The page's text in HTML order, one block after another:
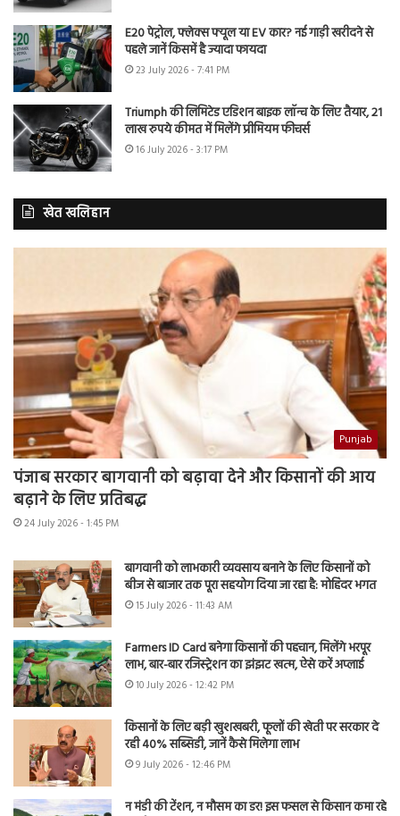
E20 पेट्रोल, फ्लेक्स फ्यूल या EV कार? नई गाड़ी खरीदने से
पहले जानें किसमें है ज्यादा फायदा
23 July 2026 - 7:41 PM
Triumph की लिमिटेड एडिशन बाइक लॉन्च के लिए तैयार, 21
लाख रुपये कीमत में मिलेंगे प्रीमियम फीचर्स
16 July 2026 - 3:17 PM
खेत खलिहान
Punjab
पंजाब सरकार बागवानी को बढ़ावा देने और किसानों की आय
बढ़ाने के लिए प्रतिबद्ध
24 July 2026 - 1:45 PM
बागवानी को लाभकारी व्यवसाय बनाने के लिए किसानों को
बीज से बाजार तक पूरा सहयोग दिया जा रहा है: मोहिंदर भगत
15 July 2026 - 11:43 AM
Farmers ID Card बनेगा किसानों की पहचान, मिलेंगे भरपूर
लाभ, बार-बार रजिस्ट्रेशन का झंझट खत्म, ऐसे करें अप्लाई
10 July 2026 - 12:42 PM
किसानों के लिए बड़ी खुशखबरी, फूलों की खेती पर सरकार दे
रही 40% सब्सिडी, जानें कैसे मिलेगा लाभ
9 July 2026 - 12:46 PM
न मंडी की टेंशन, न मौसम का डर! इस फसल से किसान कमा रहे